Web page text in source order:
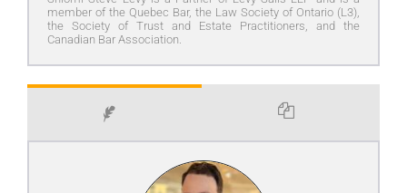
member of the Quebec Bar, the Law Society of Ontario (L3),
the Society of Trust and Estate Practitioners, and the
Canadian Bar Association.